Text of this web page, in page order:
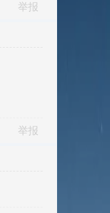
举报
举报